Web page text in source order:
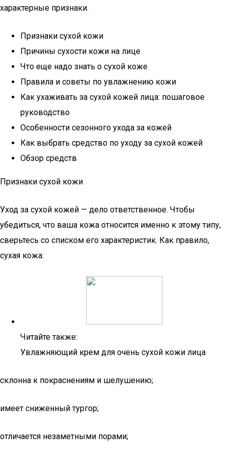
характерные признаки.
Признаки сухой кожи
Причины сухости кожи на лице
Что еще надо знать о сухой коже
Правила и советы по увлажнению кожи
Как ухаживать за сухой кожей лица: пошаговое
руководство
Особенности сезонного ухода за кожей
Как выбрать средство по уходу за сухой кожей
Обзор средств
Признаки сухой кожи
Уход за сухой кожей — дело ответственное. Чтобы
убедиться, что ваша кожа относится именно к этому типу,
сверьтесь со списком его характеристик. Как правило,
сухая кожа:
Читайте также:
Увлажняющий крем для очень сухой кожи лица
склонна к покраснениям и шелушению;
имеет сниженный тургор;
отличается незаметными порами;